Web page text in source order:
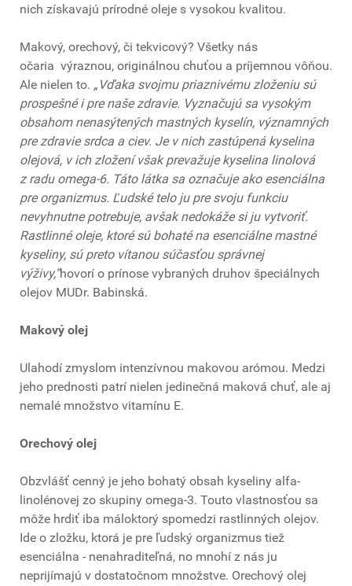
nich získavajú prírodné oleje s vysokou kvalitou.
Makový, orechový, či tekvicový? Všetky nás
očaria výraznou, originálnou chuťou a príjemnou vôňou.
Ale nielen to. „Vďaka svojmu priaznivému zloženiu sú
prospešné i pre naše zdravie. Vyznačujú sa vysokým
obsahom nenasýtených mastných kyselín, významných
pre zdravie srdca a ciev. Je v nich zastúpená kyselina
olejová, v ich zložení však prevažuje kyselina linolová
z radu omega-6. Táto látka sa označuje ako esenciálna
pre organizmus. Ľudské telo ju pre svoju funkciu
nevyhnutne potrebuje, avšak nedokáže si ju vytvoriť.
Rastlinné oleje, ktoré sú bohaté na esenciálne mastné
kyseliny, sú preto vítanou súčasťou správnej
výživy,“hovorí o prínose vybraných druhov špeciálnych
olejov MUDr. Babinská.
Makový olej
Ulahodí zmyslom intenzívnou makovou arómou. Medzi
jeho prednosti patrí nielen jedinečná maková chuť, ale aj
nemalé množstvo vitamínu E.
Orechový olej
Obzvlášť cenný je jeho bohatý obsah kyseliny alfa-
linolénovej zo skupiny omega-3. Touto vlastnosťou sa
môže hrdiť iba máloktorý spomedzi rastlinných olejov.
Ide o zložku, ktorá je pre ľudský organizmus tiež
esenciálna - nenahraditeľná, no mnohí z nás ju
neprijímajú v dostatočnom množstve. Orechový olej